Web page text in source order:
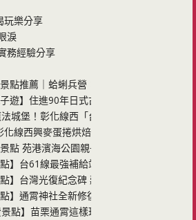
玩樂分享
淚
務經驗分享
點推薦｜蛤蜊兵營：台61線西濱快速道路
子遊】住進90年日式古蹟！梧棲文化出張所
城堡！彰化線西「台灣優格餅乾學院」免
化線西興麥蛋捲烘焙王國 好市多肉鬆蛋捲
點 苑港濱海公園親子一日遊｜沙灘、彩虹
點】台61線最強補給站-裕芳食品通霄店 50
點】台灣光復紀念碑 藏在虎頭山頂的砲彈
點】通霄神社全新修復開放！台61線景點
景點】苗栗通霄這樣玩 臺鹽通霄觀光園區